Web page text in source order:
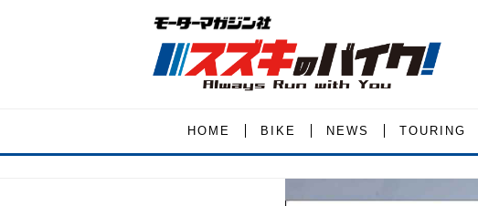
HOME BIKE NEWS TOURING